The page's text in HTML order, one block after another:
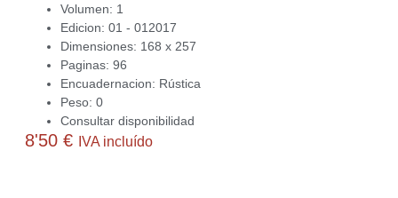
Volumen: 1
Edicion: 01 - 012017
Dimensiones: 168 x 257
Paginas: 96
Encuadernacion: Rústica
Peso: 0
Consultar disponibilidad
8'50 € IVA incluído